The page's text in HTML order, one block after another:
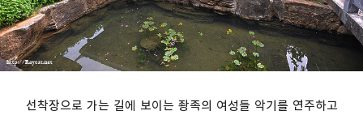
선착장으로 가는 길에 보이는 좡족의 여성들 악기를 연주하고